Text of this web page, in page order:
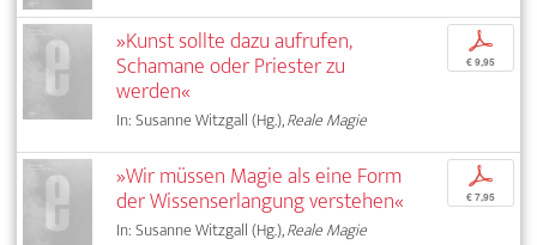
»Kunst sollte dazu aufrufen,
Schamane oder Priester zu
werden«
In: Susanne Witzgall (Hg.),Reale Magie
p
€ 9,95
»Wir müssen Magie als eine Form
der Wissenserlangung verstehen«
In: Susanne Witzgall (Hg.),Reale Magie
p
€ 7,95